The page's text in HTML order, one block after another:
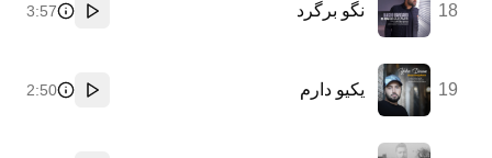
18 نگو برگرد
پخش
3:57
19 یکیو دارم
پخش
2:50